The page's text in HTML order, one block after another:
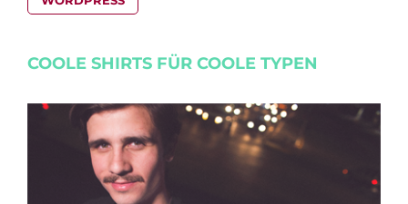
COOLE SHIRTS FÜR COOLE TYPEN